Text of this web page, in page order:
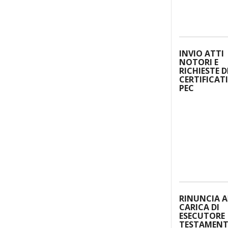
INVIO ATTI
NOTORI E
RICHIESTE
PEC
RINUNCIA
CARICA DI
ESECUTORE